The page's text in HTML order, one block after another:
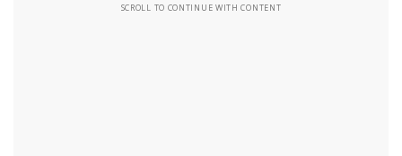
SCROLL TO CONTINUE WITH CONTENT